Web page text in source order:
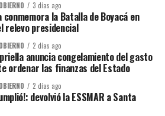
3 días ago
conmemora la Batalla de Boyacá en
relevo presidencial
2 días ago
anuncia congelamiento del gasto
ordenar las finanzas del Estado
2 días ago
devolvió la ESSMAR a Santa